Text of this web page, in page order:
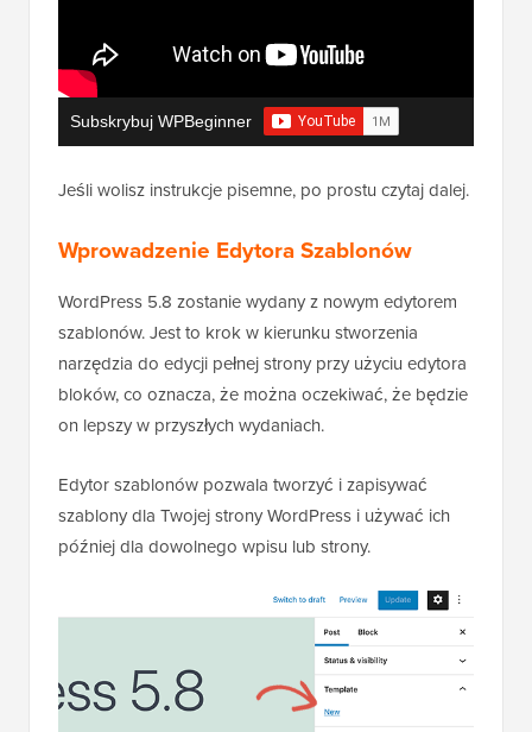
Subskrybuj WPBeginner
Jeśli wolisz instrukcje pisemne, po prostu czytaj dalej.
Wprowadzenie Edytora Szablonów
WordPress 5.8 zostanie wydany z nowym edytorem
szablonów. Jest to krok w kierunku stworzenia
narzędzia do edycji pełnej strony przy użyciu edytora
bloków, co oznacza, że można oczekiwać, że będzie
on lepszy w przyszłych wydaniach.
Edytor szablonów pozwala tworzyć i zapisywać
szablony dla Twojej strony WordPress i używać ich
później dla dowolnego wpisu lub strony.